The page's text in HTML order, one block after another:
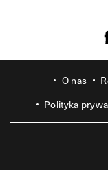
O nas
Polityka